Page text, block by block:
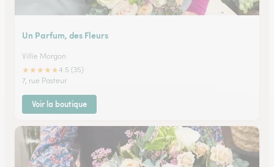
Un Parfum, des Fleurs
Villie Morgon
★★★★★4.5 (35)
7, rue Pasteur
Voir la boutique